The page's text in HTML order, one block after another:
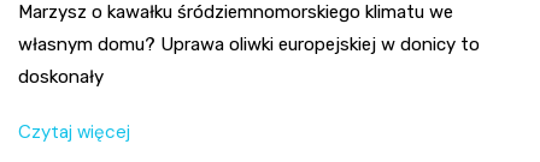
Marzysz o kawałku śródziemnomorskiego klimatu we
własnym domu? Uprawa oliwki europejskiej w donicy to
doskonały
Czytaj więcej